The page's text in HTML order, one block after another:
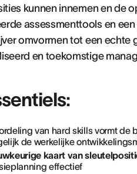
kunnen innemen en de
assessmenttools en
omvormen tot een
en toekomstige
van hard skills vormt de
de werkelijke
kaart van
effectief